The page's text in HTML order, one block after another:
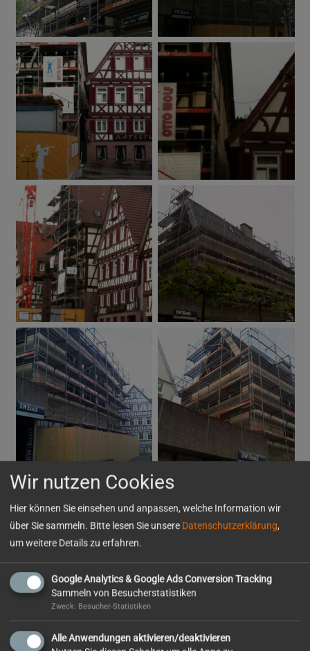
Musikschule Calw 1500 m² Gerüst
Gruppe 3+4
Musikschule Calw:
Gerüstnetzbespannung
teilweise freistehend mit Stütz- und
Abfangkonstruktion
Wir nutzen Cookies
Hier können Sie einsehen und anpassen, welche Information wir
über Sie sammeln. Bitte lesen Sie unsere Datenschutzerklärung,
um weitere Details zu erfahren.
Google Analytics & Google Ads Conversion Tracking
Sammeln von Besucherstatistiken
Zweck: Besucher-Statistiken
Alle Anwendungen aktivieren/deaktivieren